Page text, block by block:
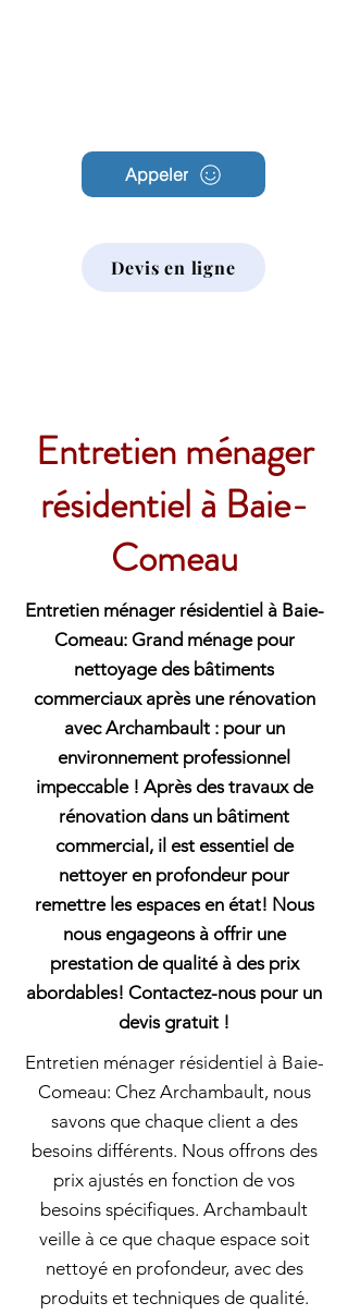
Appeler
Devis en ligne
Entretien ménager
résidentiel à Baie-
Comeau
Entretien ménager résidentiel à Baie-
Comeau: Grand ménage pour
nettoyage des bâtiments
commerciaux après une rénovation
avec Archambault : pour un
environnement professionnel
impeccable ! Après des travaux de
rénovation dans un bâtiment
commercial, il est essentiel de
nettoyer en profondeur pour
remettre les espaces en état! Nous
nous engageons à offrir une
prestation de qualité à des prix
abordables! Contactez-nous pour un
devis gratuit !
Entretien ménager résidentiel à Baie-
Comeau: Chez Archambault, nous
savons que chaque client a des
besoins différents. Nous offrons des
prix ajustés en fonction de vos
besoins spécifiques. Archambault
veille à ce que chaque espace soit
nettoyé en profondeur, avec des
produits et techniques de qualité.